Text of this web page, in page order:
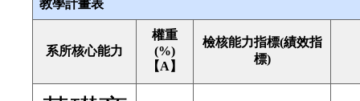
教學計畫表
系所核心能力
權重
(%)
【A】
檢核能力指標(績效指
標)